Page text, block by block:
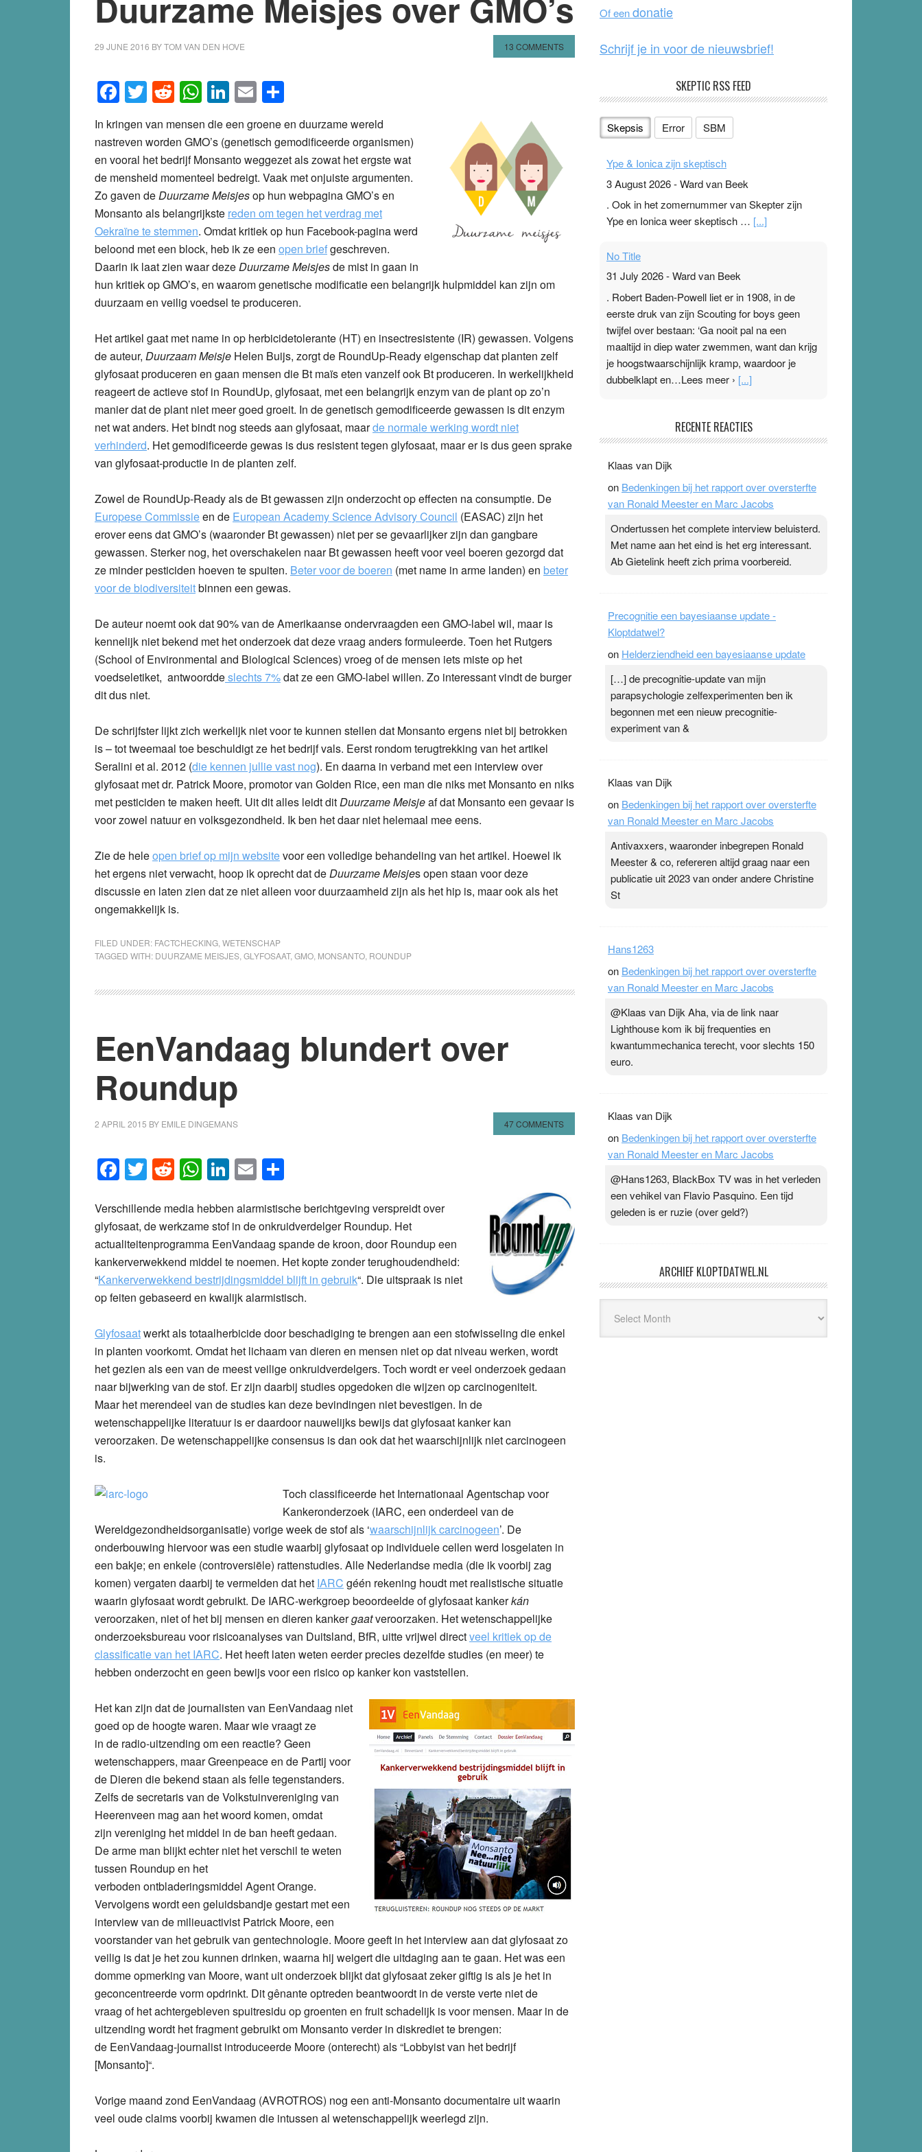
29 JUNE 2016 BYTOM VAN DEN HOVE 13 COMMENTS
Facebook
Twitter
Reddit
WhatsApp
LinkedIn
Email
In kringen van mensen die een groene en duurzame wereld
nastreven worden GMO’s (genetisch gemodificeerde organismen)
en vooral het bedrijf Monsanto weggezet als zowat het ergste wat
de mensheid momenteel bedreigt. Vaak met onjuiste argumenten.
Zo gaven deDuurzame Meisjesop hun webpagina GMO’s en
Monsanto als belangrijkste reden om tegen het verdrag met
Oekraïne te stemmen. Omdat kritiek op hun Facebook-pagina werd
beloond met een block, heb ik ze een open briefgeschreven.
Daarin ik laat zien waar dezeDuurzame Meisjesde mist in gaan in
hun kritiek op GMO’s, en waarom genetische modificatie een belangrijk hulpmiddel kan zijn om
duurzaam en veilig voedsel te produceren.
Het artikel gaat met name in op herbicidetolerante (HT) en insectresistente (IR) gewassen. Volgens
de auteur, Duurzaam Meisje Helen Buijs, zorgt de RoundUp-Ready eigenschap dat planten zelf
glyfosaat produceren en gaan mensen die Bt maïs eten vanzelf ook Bt produceren. In werkelijkheid
reageert de actieve stof in RoundUp, glyfosaat, met een belangrijk enzym van de plant op zo’n
manier dat de plant niet meer goed groeit. In de genetisch gemodificeerde gewassen is dit enzym
net wat anders. Het bindt nog steeds aan glyfosaat, maarde normale werking wordt niet
verhinderd. Het gemodificeerde gewas is dus resistent tegen glyfosaat, maar er is dus geen sprake
van glyfosaat-productie in de planten zelf.
Zowel de RoundUp-Ready als de Bt gewassen zijn onderzocht op effecten na consumptie. De
Europese Commissieen de European Academy Science Advisory Council (EASAC) zijn het
erover eens dat GMO’s (waaronder Bt gewassen) niet per se gevaarlijker zijn dan gangbare
gewassen. Sterker nog, het overschakelen naar Bt gewassen heeft voor veel boeren gezorgd dat
ze minder pesticiden hoeven te spuiten. Beter voor de boeren (met name in arme landen) en beter
voor de biodiversiteitbinnen een gewas.
De auteur noemt ook dat 90% van de Amerikaanse ondervraagden een GMO-label wil, maar is
kennelijk niet bekend met het onderzoek dat deze vraag anders formuleerde. Toen het Rutgers
(School of Environmental and Biological Sciences) vroeg of de mensen iets miste op het
voedseletiket, antwoorddeslechts 7%dat ze een GMO-label willen. Zo interessant vindt de burger
dit dus niet.
De schrijfster lijkt zich werkelijk niet voor te kunnen stellen dat Monsanto ergens niet bij betrokken
is – tot tweemaal toe beschuldigt ze het bedrijf vals. Eerst rondom terugtrekking van het artikel
Seralini et al. 2012 (die kennen jullie vast nog). En daarna in verband met een interview over
glyfosaat met dr. Patrick Moore, promotor van Golden Rice, een man die niks met Monsanto en niks
met pesticiden te maken heeft. Uit dit alles leidt ditDuurzame Meisjeaf dat Monsanto een gevaar is
voor zowel natuur en volksgezondheid. Ik ben het daar niet helemaal mee eens.
Zie de heleopen brief op mijn websitevoor een volledige behandeling van het artikel. Hoewel ik
het ergens niet verwacht, hoop ik oprecht dat deDuurzame Meisjes open staan voor deze
discussie en laten zien dat ze niet alleen voor duurzaamheid zijn als het hip is, maar ook als het
ongemakkelijk is.
FILED UNDER: FACTCHECKING WETENSCHAP
TAGGED WITH: DUURZAME MEISJES GLYFOSAAT, GMO MONSANTO ROUNDUP
EenVandaag blundert over
Roundup
2 APRIL 2015 BY EMILE DINGEMANS 47 COMMENTS
Facebook
Twitter
Reddit
WhatsApp
LinkedIn
Email
Verschillende media hebben alarmistische berichtgeving verspreidt over
glyfosaat, de werkzame stof in de onkruidverdelger Roundup. Het
actualiteitenprogramma EenVandaag spande de kroon, door Roundup een
kankerverwekkend middel te noemen. Het kopte zonder terughoudendheid:
“Kankerverwekkend bestrijdingsmiddel blijft in gebruik“. Die uitspraak is niet
op feiten gebaseerd en kwalijk alarmistisch.
Glyfosaatwerkt als totaalherbicide door beschadiging te brengen aan een stofwisseling die enkel
in planten voorkomt. Omdat het lichaam van dieren en mensen niet op dat niveau werken, wordt
het gezien als een van de meest veilige onkruidverdelgers. Toch wordt er veel onderzoek gedaan
naar bijwerking van de stof. Er zijn daarbij studies opgedoken die wijzen op carcinogeniteit.
Maar het merendeel van de studies kan deze bevindingen niet bevestigen. In de
wetenschappelijke literatuur is er daardoor nauwelijks bewijs dat glyfosaat kanker kan
veroorzaken. De wetenschappelijke consensus is dan ook dat het waarschijnlijk niet carcinogeen
is.
Toch classificeerde het Internationaal Agentschap voor
Kankeronderzoek (IARC, een onderdeel van de
Wereldgezondheidsorganisatie) vorige week de stof als ‘waarschijnlijk carcinogeen’. De
onderbouwing hiervoor was een studie waarbij glyfosaat op individuele cellen werd losgelaten in
een bakje; en enkele (controversiële) rattenstudies. Alle Nederlandse media (die ik voorbij zag
komen) vergaten daarbij te vermelden dat het IARC géén rekening houdt met realistische situatie
waarin glyfosaat wordt gebruikt. De IARC-werkgroep beoordeelde of glyfosaat kankerkán
veroorzaken, niet of het bij mensen en dieren kankergaatveroorzaken. Het wetenschappelijke
onderzoeksbureau voor risicoanalyses van Duitsland, BfR, uitte vrijwel directveel kritiek op de
classificatie van het IARC. Het heeft laten weten eerder precies dezelfde studies (en meer) te
hebben onderzocht en geen bewijs voor een risico op kanker kon vaststellen.
Het kan zijn dat de journalisten van EenVandaag niet
goed op de hoogte waren. Maar wie vraagt ze
in de radio-uitzending om een reactie? Geen
wetenschappers, maar Greenpeace en de Partij voor
de Dieren die bekend staan als felle tegenstanders.
Zelfs de secretaris van de Volkstuinvereniging van
Heerenveen mag aan het woord komen, omdat
zijn vereniging het middel in de ban heeft gedaan.
De arme man blijkt echter niet het verschil te weten
tussen Roundup en het
verboden ontbladeringsmiddel Agent Orange.
Vervolgens wordt een geluidsbandje gestart met een
interview van de milieuactivist Patrick Moore, een
voorstander van het gebruik van gentechnologie. Moore geeft in het interview aan dat glyfosaat zo
veilig is dat je het zou kunnen drinken, waarna hij weigert die uitdaging aan te gaan. Het was een
domme opmerking van Moore, want uit onderzoek blijkt dat glyfosaat zeker giftig is als je het in
geconcentreerde vorm opdrinkt. Dit gênante optreden beantwoordt in de verste verte niet de
vraag of het achtergebleven spuitresidu op groenten en fruit schadelijk is voor mensen. Maar in de
uitzending wordt het fragment gebruikt om Monsanto verder in diskrediet te brengen:
de EenVandaag-journalist introduceerde Moore (onterecht) als “Lobbyist van het bedrijf
[Monsanto]“.
Vorige maand zond EenVandaag (AVROTROS) nog een anti-Monsanto documentaire uit waarin
veel oude claims voorbij kwamen die intussen al wetenschappelijk weerlegd zijn.
k
Of eendonatie
Schrijf je in voor de nieuwsbrief!
SKEPTIC RSS FEED
Skepsis Error SBM
Ype & Ionica zijn skeptisch
3 August 2026-Ward van Beek
. Ook in het zomernummer van Skepter zijn
Ype en Ionica weer skeptisch … [...]
No Title
31 July 2026-Ward van Beek
. Robert Baden-Powell liet er in 1908, in de
eerste druk van zijn Scouting for boys geen
twijfel over bestaan: ‘Ga nooit pal na een
maaltijd in diep water zwemmen, want dan krijg
je hoogstwaarschijnlijk kramp, waardoor je
dubbelklapt en…Lees meer › [...]
Ward van Beek
topsporters. Ze hopen ermee hun hartslag te
verlagen terwijl ze meer zuurstof opnemen.
Daarop heeft zo’n pleister geen effect. Maar het
zijn. Door…Lees meer Pleisterplakkers in de
topspsort › [...]
RECENTE REACTIES
Klaas van Dijk
on Bedenkingen bij het rapport over oversterfte
van Ronald Meester en Marc Jacobs
Ondertussen het complete interview beluisterd.
Met name aan het eind is het erg interessant.
Ab Gietelink heeft zich prima voorbereid.
Precognitie een bayesiaanse update -
Kloptdatwel?
on Helderziendheid een bayesiaanse update
[…] de precognitie-update van mijn
parapsychologie zelfexperimenten ben ik
begonnen met een nieuw precognitie-
experiment van &
Klaas van Dijk
on Bedenkingen bij het rapport over oversterfte
van Ronald Meester en Marc Jacobs
Antivaxxers, waaronder inbegrepen Ronald
Meester & co, refereren altijd graag naar een
publicatie uit 2023 van onder andere Christine
St
Hans1263
on Bedenkingen bij het rapport over oversterfte
van Ronald Meester en Marc Jacobs
@Klaas van Dijk Aha, via de link naar
Lighthouse kom ik bij frequenties en
kwantummechanica terecht, voor slechts 150
euro.
Klaas van Dijk
on Bedenkingen bij het rapport over oversterfte
van Ronald Meester en Marc Jacobs
@Hans1263, BlackBox TV was in het verleden
een vehikel van Flavio Pasquino. Een tijd
geleden is er ruzie (over geld?)
ARCHIEF KLOPTDATWEL.NL
Kloptdatwel.nl